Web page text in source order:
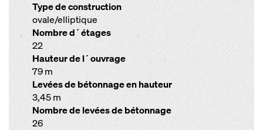
Type de construction
ovale/elliptique
Nombre d´étages
22
Hauteur de l´ouvrage
79 m
Levées de bétonnage en hauteur
3,45 m
Nombre de levées de bétonnage
26